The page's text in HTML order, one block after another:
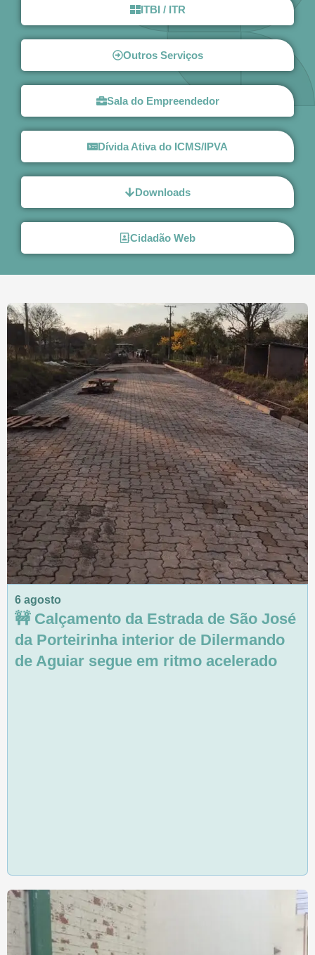
ITBI / ITR
Outros Serviços
Sala do Empreendedor
Dívida Ativa do ICMS/IPVA
Downloads
Cidadão Web
6 agosto
🚧 Calçamento da Estrada de São José
da Porteirinha interior de Dilermando
de Aguiar segue em ritmo acelerado